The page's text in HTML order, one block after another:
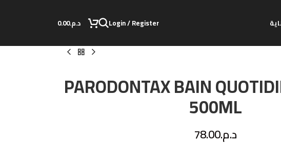
Login / Register د.م.0.00
PARODONTAX BAIN
500ML
د.م.78.00